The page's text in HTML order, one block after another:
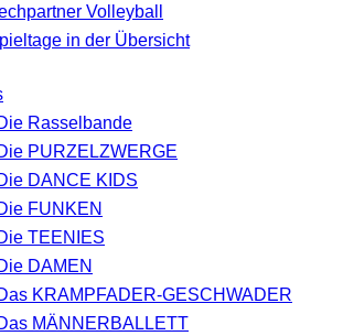
Volleyball
in der Übersicht
Rasselbande
PURZELZWERGE
DANCE KIDS
FUNKEN
TEENIES
DAMEN
KRAMPFADER-GESCHWADER
MÄNNERBALLETT